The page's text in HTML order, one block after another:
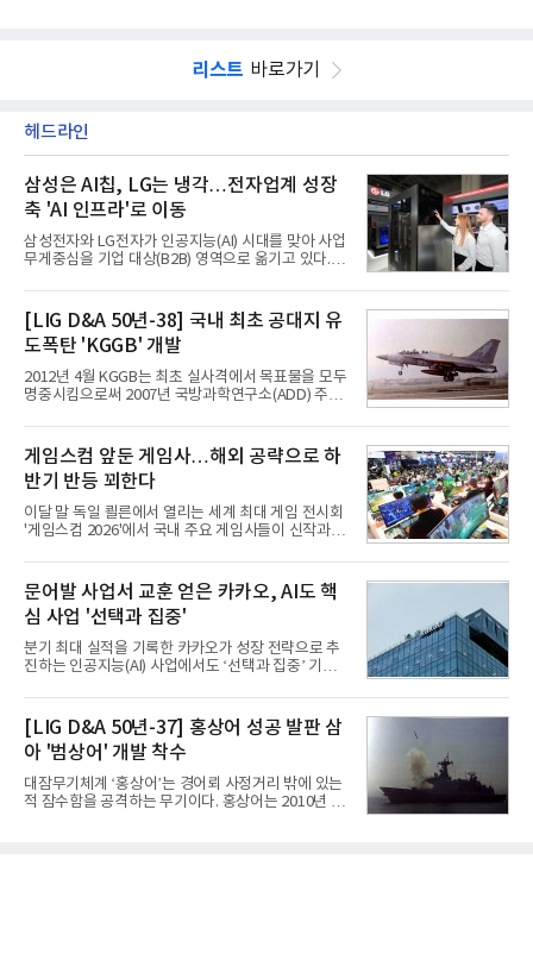
리스트 바로가기
헤드라인
삼성은 AI칩, LG는 냉각…전자업계 성장
축 'AI 인프라'로 이동
삼성전자와 LG전자가 인공지능(AI) 시대를 맞아 사업
무게중심을 기업 대상(B2B) 영역으로 옮기고 있다.
접어든 가운데 삼성전자는 AI 반도체를 중심으로 데
이터센터 생태계 공략을 강화하고 LG전자는 냉각솔
루션·전장·로봇 등 기업용 솔루션 사업 확대에 속도를
내고 있다.9일 업계에 따르면 LG전자는 2분기 생활가
전과 프리미엄 제품 경쟁력에 더해 B2B 사업 확대 효
과로 수익성을 방어한 반면 삼성전자는 디바이스경험
(DX) 부문의 TV·생활가전 수익성이 악화됐다. 대신 삼
사업 확대
[LIG D&A 50년-38] 국내 최초 공대지 유
도폭탄 'KGGB' 개발
2012년 4월 KGGB는 최초 실사격에서 목표물을 모두
명중시킴으로써 2007년 국방과학연구소(ADD) 주관
체로 참여했다. 체계개발에는 총 400여억 원의 개발
비와 62개월의 기간이 소요됐다. 한국형 GPS 유도폭
탄 KGGB(Korea GPS Guided Bomb)는 국내 최초
의 공대지 유도폭탄으로 2012년에 최종 전투용 적합
판정을 받았다.우리 공군이 운용하는 모든 전투기에
탑재할 수 있는 KGGB는 일반목적폭탄(General
Purpose Bomb)에 장착하여 운용토록 개발됐다.이
는 조종사가 휴대하는 명령통신장치(PDU, P
게임스컴 앞둔 게임사…해외 공략으로 하
반기 반등 꾀한다
이달 말 독일 쾰른에서 열리는 세계 최대 게임 전시회
'게임스컴 2026'에서 국내 주요 게임사들이 신작과 글
체별로 엇갈린 가운데 하반기 신작 흥행과 해외 시장
성과가 실적을 좌우할 핵심 변수로 떠오르고 있다.8일
업계에 따르면 올해 상반기 게임업계는 기업별 성적
표가 크게 갈렸다. 대표적으로 크래프톤은 'PUBG: 배
틀그라운드'의 안정적인 성장에 힘입어 상반기 연결
기준 매출 2조6616억원, 영업이익 9725억원으로 역
대 최대 실적을 기록했다. 엔씨도 올해 출시한 '아이온
동기 대
문어발 사업서 교훈 얻은 카카오, AI도 핵
심 사업 '선택과 집중'
분기 최대 실적을 기록한 카카오가 성장 전략으로 추
진하는 인공지능(AI) 사업에서도 ‘선택과 집중’ 기조
라 투자에 나서는 것과 달리, 카카오는 ‘카카오톡’이
라는 플랫폼 경쟁력을 활용한 AI 에이전트 서비스에
집중하는 전략이다. 과거 무리한 사업 확장 과정에서
겪었던 시행착오를 되풀이하지 않고 핵심 역량에 집
중하겠다는 취지로 풀이된다.7일 업계에 따르면 카카
오는 올해 2분기 연결 기준 매출 2조985억원, 영업이
익 2770억원을 기록했다. 전년 동기 대비 매출과 영업
[LIG D&A 50년-37] 홍상어 성공 발판 삼
아 '범상어' 개발 착수
대잠무기체계 ‘홍상어’는 경어뢰 사정거리 밖에 있는
적 잠수함을 공격하는 무기이다. 홍상어는 2010년 넥